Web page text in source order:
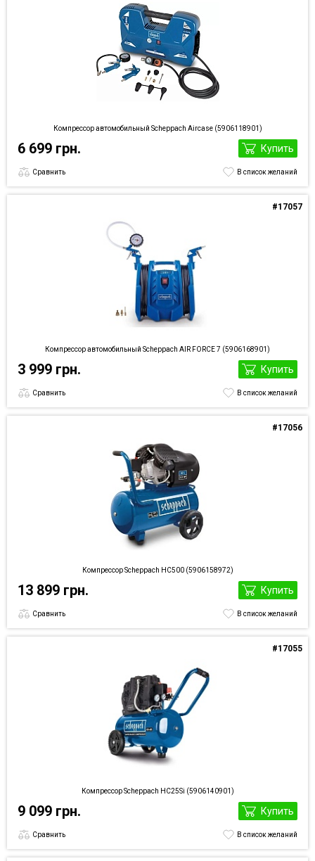
Компрессор автомобильный Scheppach Aircase (5906118901)
6 699 грн. Купить
Сравнить В список желаний
Компрессор автомобильный Scheppach AIR FORCE 7 (5906168901)
#17057
3 999 грн. Купить
Сравнить В список желаний
Компрессор Scheppach HC500 (5906158972)
#17056
13 899 грн. Купить
Сравнить В список желаний
Компрессор Scheppach HC25Si (5906140901)
#17055
9 099 грн. Купить
Сравнить В список желаний